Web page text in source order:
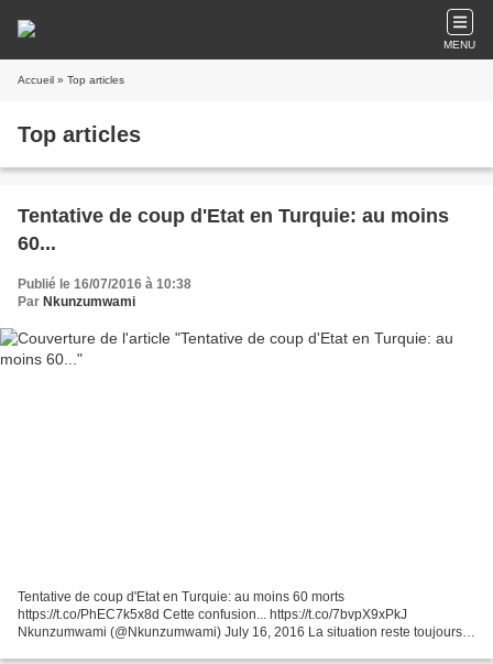
MENU
Accueil » Top articles
Top articles
Tentative de coup d'Etat en Turquie: au moins
60...
Publié le 16/07/2016 à 10:38
Par Nkunzumwami
Tentative de coup d'Etat en Turquie: au moins 60 morts
https://t.co/PhEC7k5x8d Cette confusion... https://t.co/7bvpX9xPkJ
Nkunzumwami (@Nkunzumwami) July 16, 2016 La situation reste toujours